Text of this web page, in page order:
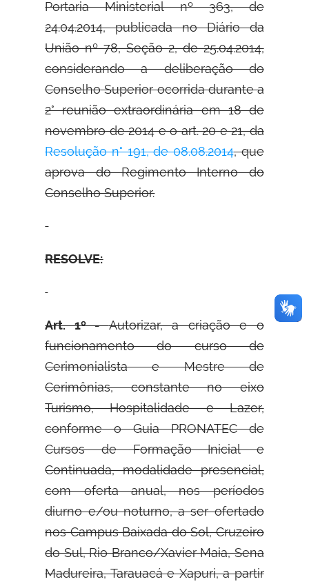
Portaria Ministerial nº 363, de
24.04.2014, publicada no Diário da
União nº 78, Seção 2, de 25.04.2014,
considerando a deliberação do
Conselho Superior ocorrida durante a
2° reunião extraordinária em 18 de
novembro de 2014 e o art. 20 e 21, da
Resolução n° 191, de 08.08.2014, que
aprova do Regimento Interno do
Conselho Superior.
RESOLVE:
Art. 1º -Autorizar, a criação e o
funcionamento do curso de
Cerimonialista e Mestre de
Cerimônias, constante no eixo
Turismo, Hospitalidade e Lazer,
conforme o Guia PRONATEC de
Cursos de Formação Inicial e
Continuada, modalidade presencial,
com oferta anual, nos períodos
diurno e/ou noturno, a ser ofertado
nos Campus Baixada do Sol, Cruzeiro
do Sul, Rio Branco/Xavier Maia, Sena
Madureira, Tarauacá e Xapuri, a partir